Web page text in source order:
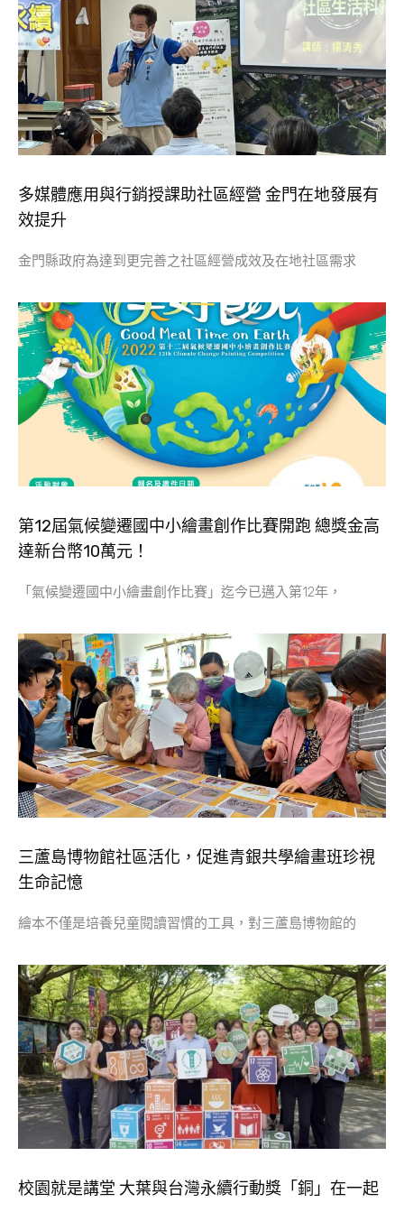
多媒體應用與行銷授課助社區經營 金門在地發展有
效提升
金門縣政府為達到更完善之社區經營成效及在地社區需求
第12屆氣候變遷國中小繪畫創作比賽開跑 總獎金高
達新台幣10萬元！
「氣候變遷國中小繪畫創作比賽」迄今已邁入第12年，
三蘆島博物館社區活化，促進青銀共學繪畫班珍視
生命記憶
繪本不僅是培養兒童閱讀習慣的工具，對三蘆島博物館的
校園就是講堂 大葉與台灣永續行動獎「銅」在一起